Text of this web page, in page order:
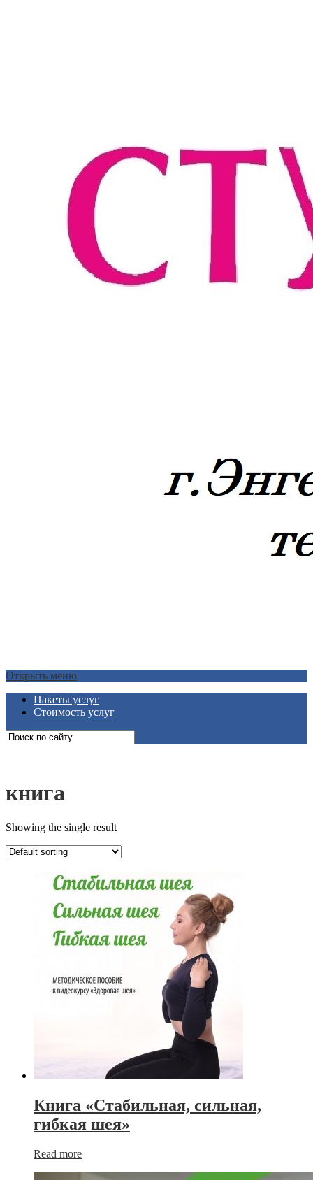
Открыть меню
Пакеты услуг
Стоимость услуг
книга
Showing the single result
Книга «Стабильная, сильная,
гибкая шея»
Read more